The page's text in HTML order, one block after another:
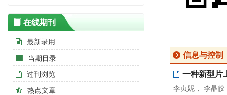
信息与控制
一种新型片
李贞妮， 李晶
在线期刊
最新录用
当期目录
过刊浏览
热点文章